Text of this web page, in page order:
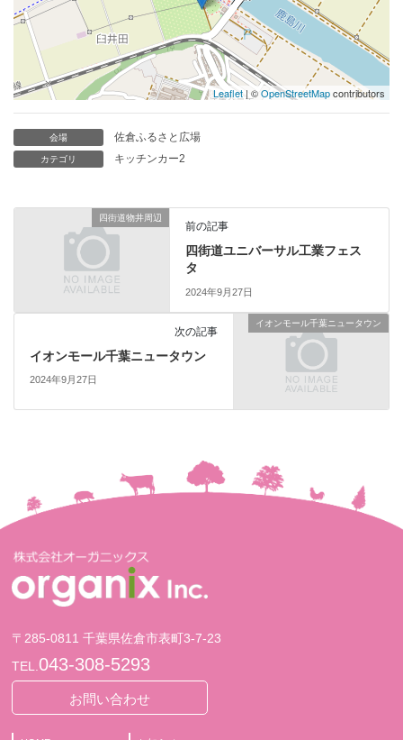
Leaflet| ©OpenStreetMapcontributors
会場 佐倉ふるさと広場
カテゴリ キッチンカー2
四街道物井周辺
前の記事
四街道ユニバーサル工業フェス
タ
2024年9月27日
イオンモール千葉ニュータウン
次の記事
イオンモール千葉ニュータウン
2024年9月27日
〒285-0811 千葉県佐倉市表町3-7-23
TEL.043-308-5293
お問い合わせ